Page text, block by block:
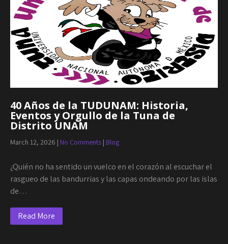
40 Años de la TUDUNAM: Historia,
Eventos y Orgullo de la Tuna de
Distrito UNAM
March 12, 2026 | No Comments | Blog
¿Quién no ha sentido un vuelco en el corazón al escuchar el
rasgueo de las bandurrias y las capas ondeando por las islas
de…
Read More